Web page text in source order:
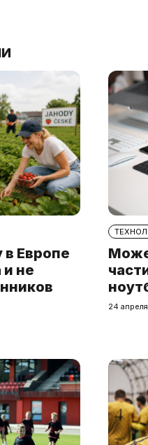
в Европе
и не
24